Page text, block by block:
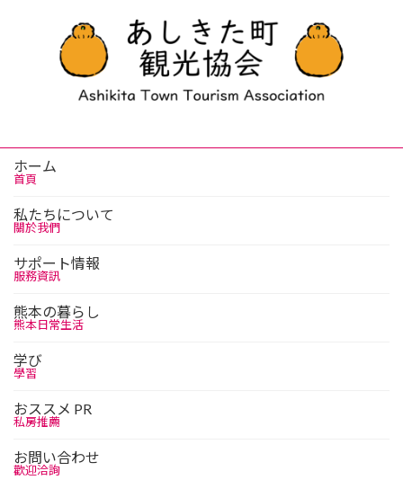
ホーム
首頁
私たちについて
關於我們
サポート情報
服務資訊
熊本の暮らし
熊本日常生活
学び
學習
おススメ PR
私房推薦
お問い合わせ
歡迎洽詢